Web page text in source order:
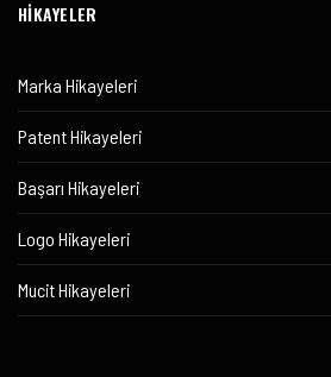
HİKAYELER
Marka Hikayeleri
Patent Hikayeleri
Başarı Hikayeleri
Logo Hikayeleri
Mucit Hikayeleri